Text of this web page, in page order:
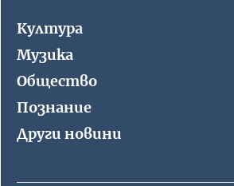
Култура
Музика
Общество
Познание
Други новини